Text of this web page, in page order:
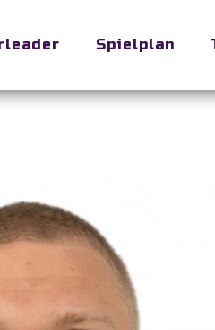
Spielplan